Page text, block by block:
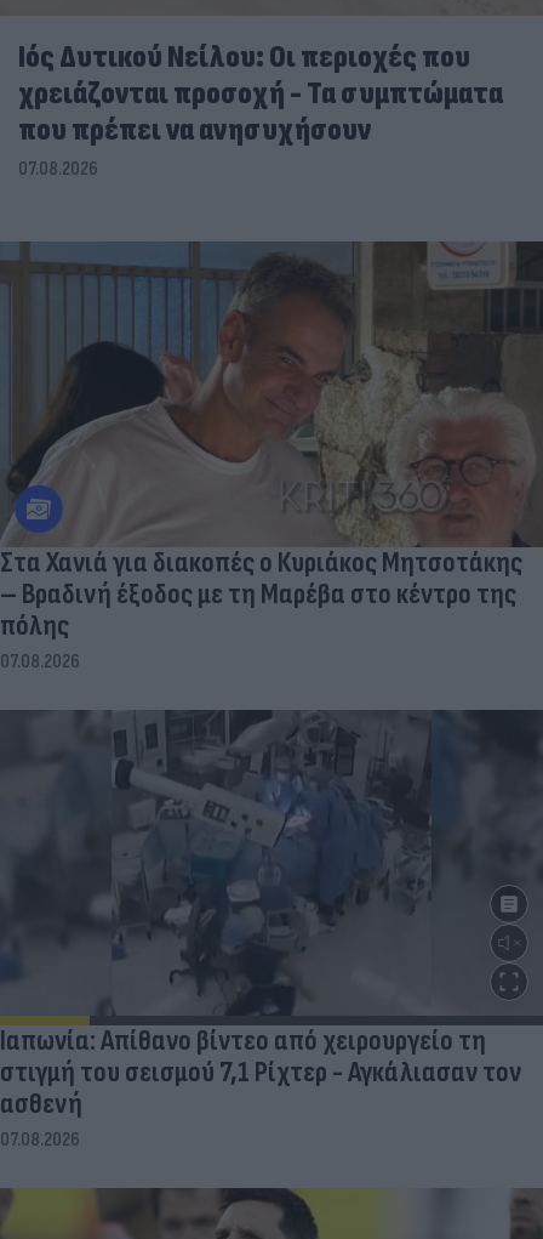
Ιός Δυτικού Νείλου: Οι περιοχές που
χρειάζονται προσοχή - Τα συμπτώματα
που πρέπει να ανησυχήσουν
07.08.2026
Στα Χανιά για διακοπές ο Κυριάκος Μητσοτάκης
– Βραδινή έξοδος με τη Μαρέβα στο κέντρο της
πόλης
07.08.2026
Ιαπωνία: Απίθανο βίντεο από χειρουργείο τη
στιγμή του σεισμού 7,1 Ρίχτερ - Αγκάλιασαν τον
ασθενή
07.08.2026